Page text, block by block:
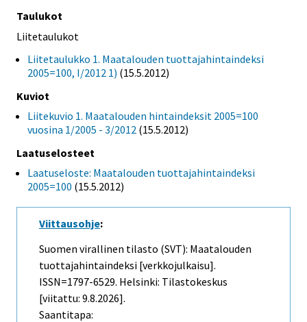
Taulukot
Liitetaulukot
Liitetaulukko 1. Maatalouden tuottajahintaindeksi
2005=100, I/2012 1) (15.5.2012)
Kuviot
Liitekuvio 1. Maatalouden hintaindeksit 2005=100
vuosina 1/2005 - 3/2012 (15.5.2012)
Laatuselosteet
Laatuseloste: Maatalouden tuottajahintaindeksi
2005=100 (15.5.2012)
Viittausohje:
Suomen virallinen tilasto (SVT): Maatalouden
tuottajahintaindeksi [verkkojulkaisu].
ISSN=1797-6529. Helsinki: Tilastokeskus
[viitattu: 9.8.2026].
Saantitapa: